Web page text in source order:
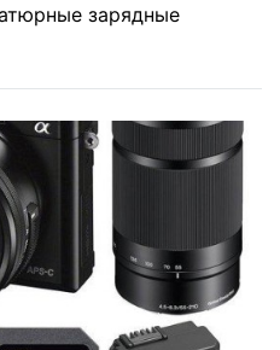
зарядные